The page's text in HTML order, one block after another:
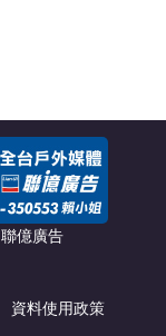
聯億廣告
資料使用政策